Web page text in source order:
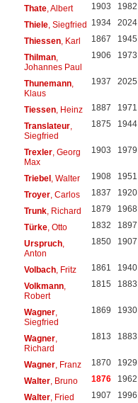
Thate, Albert 1903 1982
Thiele, Siegfried 1934 2024
Thiessen, Karl 1867 1945
Thilman,
Johannes Paul
1906 1973
Thunemann,
Klaus
1937 2025
Tiessen, Heinz 1887 1971
Translateur,
Siegfried
1875 1944
Trexler, Georg
Max
1903 1979
Triebel, Walter 1908 1951
Troyer, Carlos 1837 1920
Trunk, Richard 1879 1968
Türke, Otto 1832 1897
Urspruch,
Anton
1850 1907
Volbach, Fritz 1861 1940
Volkmann,
Robert
1815 1883
Wagner,
Siegfried
1869 1930
Wagner,
Richard
1813 1883
Wagner, Franz 1870 1929
Walter, Bruno 1876 1962
Walter, Fried 1907 1996